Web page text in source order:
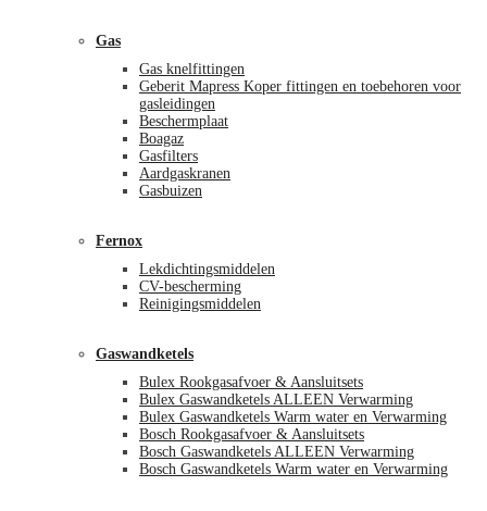
Gas
Gas knelfittingen
Geberit Mapress Koper fittingen en toebehoren voor
gasleidingen
Beschermplaat
Boagaz
Gasfilters
Aardgaskranen
Gasbuizen
Fernox
Lekdichtingsmiddelen
CV-bescherming
Reinigingsmiddelen
Gaswandketels
Bulex Rookgasafvoer & Aansluitsets
Bulex Gaswandketels ALLEEN Verwarming
Bulex Gaswandketels Warm water en Verwarming
Bosch Rookgasafvoer & Aansluitsets
Bosch Gaswandketels ALLEEN Verwarming
Bosch Gaswandketels Warm water en Verwarming